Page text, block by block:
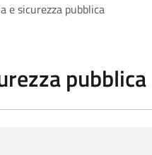
e sicurezza pubblica
pubblica